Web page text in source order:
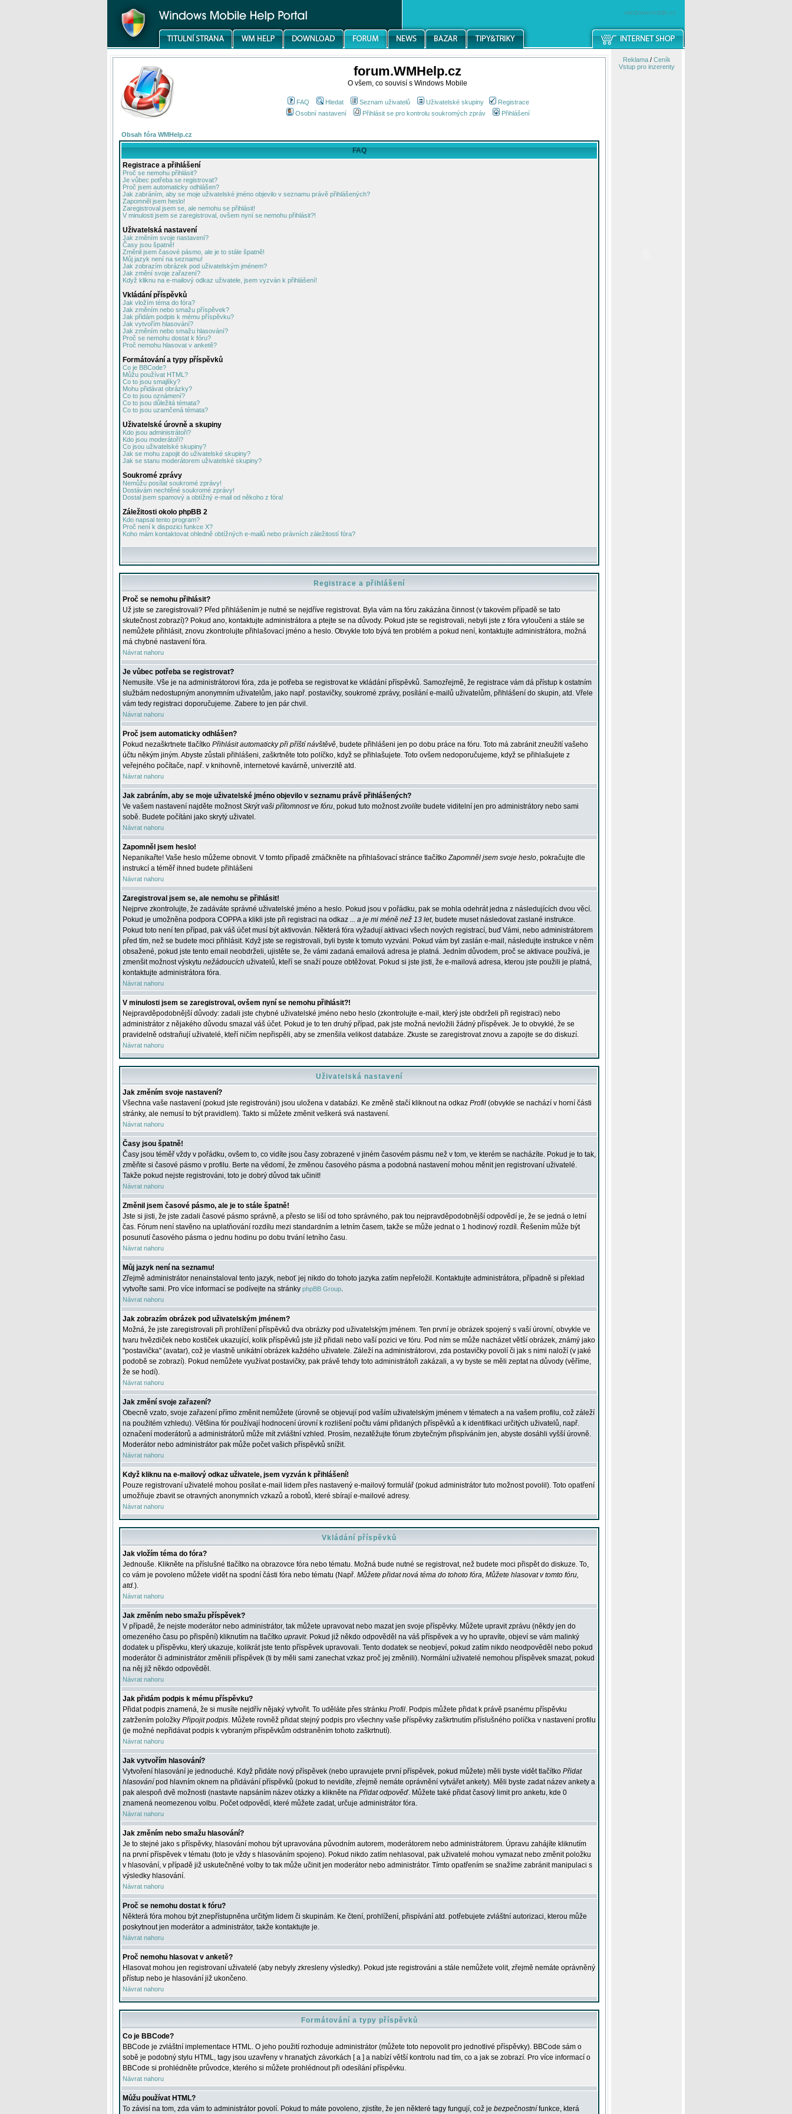
windowsmobile.cz
forum.WMHelp.cz
O všem, co souvisí s Windows Mobile
FAQ Hledat Seznam uživatelů Uživatelské skupiny
Registrace
Osobní nastavení
Přihlásit se pro kontrolu soukromých zpráv Přihlášení
Obsah fóra WMHelp.cz
FAQ
Registrace a přihlášení
Proč se nemohu přihlásit?
Je vůbec potřeba se registrovat?
Proč jsem automaticky odhlášen?
Jak zabráním, aby se moje uživatelské jméno objevilo v seznamu právě přihlášených?
Zapomněl jsem heslo!
Zaregistroval jsem se, ale nemohu se přihlásit!
V minulosti jsem se zaregistroval, ovšem nyní se nemohu přihlásit?!
Uživatelská nastavení
Jak změním svoje nastavení?
Časy jsou špatně!
Změnil jsem časové pásmo, ale je to stále špatně!
Můj jazyk není na seznamu!
Jak zobrazím obrázek pod uživatelským jménem?
Jak změní svoje zařazení?
Když kliknu na e-mailový odkaz uživatele, jsem vyzván k přihlášení!
Vkládání příspěvků
Jak vložím téma do fóra?
Jak změním nebo smažu příspěvek?
Jak přidám podpis k mému příspěvku?
Jak vytvořím hlasování?
Jak změním nebo smažu hlasování?
Proč se nemohu dostat k fóru?
Proč nemohu hlasovat v anketě?
Formátování a typy příspěvků
Co je BBCode?
Můžu používat HTML?
Co to jsou smajlíky?
Mohu přidávat obrázky?
Co to jsou oznámení?
Co to jsou důležitá témata?
Co to jsou uzamčená témata?
Uživatelské úrovně a skupiny
Kdo jsou administrátoři?
Kdo jsou moderátoři?
Co jsou uživatelské skupiny?
Jak se mohu zapojit do uživatelské skupiny?
Jak se stanu moderátorem uživatelské skupiny?
Soukromé zprávy
Nemůžu posílat soukromé zprávy!
Dostávám nechtěné soukromé zprávy!
Dostal jsem spamový a obtížný e-mail od někoho z fóra!
Záležitosti okolo phpBB 2
Kdo napsal tento program?
Proč není k dispozici funkce X?
Koho mám kontaktovat ohledně obtížných e-mailů nebo právních záležitostí fóra?
Registrace a přihlášení
Proč se nemohu přihlásit?
Už jste se zaregistrovali? Před přihlášením je nutné se nejdříve registrovat. Byla vám na fóru zakázána činnost (v takovém případě se tato
skutečnost zobrazí)? Pokud ano, kontaktujte administrátora a ptejte se na důvody. Pokud jste se registrovali, nebyli jste z fóra vyloučeni a stále se
nemůžete přihlásit, znovu zkontrolujte přihlašovací jméno a heslo. Obvykle toto bývá ten problém a pokud není, kontaktujte administrátora, možná
má chybné nastavení fóra.
Návrat nahoru
Je vůbec potřeba se registrovat?
Nemusíte. Vše je na administrátorovi fóra, zda je potřeba se registrovat ke vkládání příspěvků. Samozřejmě, že registrace vám dá přístup k ostatním
službám nedostupným anonymním uživatelům, jako např. postavičky, soukromé zprávy, posílání e-mailů uživatelům, přihlášení do skupin, atd. Vřele
vám tedy registraci doporučujeme. Zabere to jen pár chvil.
Návrat nahoru
Proč jsem automaticky odhlášen?
Pokud nezaškrtnete tlačítko Přihlásit automaticky při příští návštěvě, budete přihlášeni jen po dobu práce na fóru. Toto má zabránit zneužití vašeho
účtu někým jiným. Abyste zůstali přihlášeni, zaškrtněte toto políčko, když se přihlašujete. Toto ovšem nedoporučujeme, když se přihlašujete z
veřejného počítače, např. v knihovně, internetové kavárně, univerzitě atd.
Návrat nahoru
Jak zabráním, aby se moje uživatelské jméno objevilo v seznamu právě přihlášených?
Ve vašem nastavení najděte možnostSkrýt vaši přítomnost ve fóru, pokud tuto možnostzvolíte budete viditelní jen pro administrátory nebo sami
sobě. Budete počítáni jako skrytý uživatel.
Návrat nahoru
Zapomněl jsem heslo!
Nepanikařte! Vaše heslo můžeme obnovit. V tomto případě zmáčkněte na přihlašovací stránce tlačítkoZapomněl jsem svoje heslo, pokračujte dle
instrukcí a téměř ihned budete přihlášeni
Návrat nahoru
Zaregistroval jsem se, ale nemohu se přihlásit!
Nejprve zkontrolujte, že zadáváte správné uživatelské jméno a heslo. Pokud jsou v pořádku, pak se mohla odehrát jedna z následujících dvou věcí.
Pokud je umožněna podpora COPPA a klikli jste při registraci na odkaz ... a je mi méně než 13 let, budete muset následovat zaslané instrukce.
Pokud toto není ten případ, pak váš účet musí být aktivován. Některá fóra vyžadují aktivaci všech nových registrací, buď Vámi, nebo administrátorem
před tím, než se budete moci přihlásit. Když jste se registrovali, byli byste k tomuto vyzváni. Pokud vám byl zaslán e-mail, následujte instrukce v něm
obsažené, pokud jste tento email neobdrželi, ujistěte se, že vámi zadaná emailová adresa je platná. Jedním důvodem, proč se aktivace používá, je
zmenšit možnost výskytu nežádoucích uživatelů, kteří se snaží pouze obtěžovat. Pokud si jste jisti, že e-mailová adresa, kterou jste použili je platná,
kontaktujte administrátora fóra.
Návrat nahoru
V minulosti jsem se zaregistroval, ovšem nyní se nemohu přihlásit?!
Nejpravděpodobnější důvody: zadali jste chybné uživatelské jméno nebo heslo (zkontrolujte e-mail, který jste obdrželi při registraci) nebo
administrátor z nějakého důvodu smazal váš účet. Pokud je to ten druhý případ, pak jste možná nevložili žádný příspěvek. Je to obvyklé, že se
pravidelně odstraňují uživatelé, kteří ničím nepřispěli, aby se zmenšila velikost databáze. Zkuste se zaregistrovat znovu a zapojte se do diskuzí.
Návrat nahoru
Uživatelská nastavení
Jak změním svoje nastavení?
Všechna vaše nastavení (pokud jste registrováni) jsou uložena v databázi. Ke změně stačí kliknout na odkaz Profil (obvykle se nachází v horní části
stránky, ale nemusí to být pravidlem). Takto si můžete změnit veškerá svá nastavení.
Návrat nahoru
Časy jsou špatně!
Časy jsou téměř vždy v pořádku, ovšem to, co vidíte jsou časy zobrazené v jiném časovém pásmu než v tom, ve kterém se nacházíte. Pokud je to tak,
změňte si časové pásmo v profilu. Berte na vědomí, že změnou časového pásma a podobná nastavení mohou měnit jen registrovaní uživatelé.
Takže pokud nejste registrováni, toto je dobrý důvod tak učinit!
Návrat nahoru
Změnil jsem časové pásmo, ale je to stále špatně!
Jste si jisti, že jste zadali časové pásmo správně, a přesto se liší od toho správného, pak tou nejpravděpodobnější odpovědí je, že se jedná o letní
čas. Fórum není stavěno na uplatňování rozdílu mezi standardním a letním časem, takže se může jednat o 1 hodinový rozdíl. Řešením může být
posunutí časového pásma o jednu hodinu po dobu trvání letního času.
Návrat nahoru
Můj jazyk není na seznamu!
Zřejmě administrátor nenainstaloval tento jazyk, neboť jej nikdo do tohoto jazyka zatím nepřeložil. Kontaktujte administrátora, případně si překlad
vytvořte sami. Pro více informací se podívejte na stránky phpBB Group.
Návrat nahoru
Jak zobrazím obrázek pod uživatelským jménem?
Možná, že jste zaregistrovali při prohlížení příspěvků dva obrázky pod uživatelským jménem. Ten první je obrázek spojený s vaší úrovní, obvykle ve
tvaru hvězdiček nebo kostiček ukazující, kolik příspěvků jste již přidali nebo vaší pozici ve fóru. Pod ním se může nacházet větší obrázek, známý jako
"postavička" (avatar), což je vlastně unikátní obrázek každého uživatele. Záleží na administrátorovi, zda postavičky povolí či jak s nimi naloží (v jaké
podobě se zobrazí). Pokud nemůžete využívat postavičky, pak právě tehdy toto administrátoři zakázali, a vy byste se měli zeptat na důvody (věříme,
že se hodí).
Návrat nahoru
Jak změní svoje zařazení?
Obecně vzato, svoje zařazení přímo změnit nemůžete (úrovně se objevují pod vaším uživatelským jménem v tématech a na vašem profilu, což záleží
na použitém vzhledu). Většina fór používají hodnocení úrovní k rozlišení počtu vámi přidaných příspěvků a k identifikaci určitých uživatelů, např.
označení moderátorů a administrátorů může mít zvláštní vzhled. Prosím, nezatěžujte fórum zbytečným přispíváním jen, abyste dosáhli vyšší úrovně.
Moderátor nebo administrátor pak může počet vašich příspěvků snížit.
Návrat nahoru
Když kliknu na e-mailový odkaz uživatele, jsem vyzván k přihlášení!
Pouze registrovaní uživatelé mohou posílat e-mail lidem přes nastavený e-mailový formulář (pokud administrátor tuto možnost povolil). Toto opatření
umožňuje zbavit se otravných anonymních vzkazů a robotů, které sbírají e-mailové adresy.
Návrat nahoru
Vkládání příspěvků
Jak vložím téma do fóra?
Jednouše. Klikněte na příslušné tlačítko na obrazovce fóra nebo tématu. Možná bude nutné se registrovat, než budete moci přispět do diskuze. To,
co vám je povoleno můžete vidět na spodní části fóra nebo tématu (Např. Můžete přidat nová téma do tohoto fóra, Můžete hlasovat v tomto fóru,
atd.).
Návrat nahoru
Jak změním nebo smažu příspěvek?
V případě, že nejste moderátor nebo administrátor, tak můžete upravovat nebo mazat jen svoje příspěvky. Můžete upravit zprávu (někdy jen do
omezeného času po přispění) kliknutím na tlačítko upravit. Pokud již někdo odpověděl na váš příspěvek a vy ho upravíte, objeví se vám malinký
dodatek u příspěvku, který ukazuje, kolikrát jste tento příspěvek upravovali. Tento dodatek se neobjeví, pokud zatím nikdo neodpověděl nebo pokud
moderátor či administrátor změnili příspěvek (ti by měli sami zanechat vzkaz proč jej změnili). Normální uživatelé nemohou příspěvek smazat, pokud
na něj již někdo odpověděl.
Návrat nahoru
Jak přidám podpis k mému příspěvku?
Přidat podpis znamená, že si musíte nejdřív nějaký vytvořit. To uděláte přes stránku Profil. Podpis můžete přidat k právě psanému příspěvku
zatržením položky Připojit podpis. Můžete rovněž přidat stejný podpis pro všechny vaše příspěvky zaškrtnutím příslušného políčka v nastavení profilu
(je možné nepřidávat podpis k vybraným příspěvkům odstraněním tohoto zaškrtnutí).
Návrat nahoru
Jak vytvořím hlasování?
Vytvoření hlasování je jednoduché. Když přidáte nový příspěvek (nebo upravujete první příspěvek, pokud můžete) měli byste vidět tlačítko Přidat
hlasování pod hlavním oknem na přidávání příspěvků (pokud to nevidíte, zřejmě nemáte oprávnění vytvářet ankety). Měli byste zadat název ankety a
pak alespoň dvě možnosti (nastavte napsáním název otázky a klikněte na Přidat odpověď. Můžete také přidat časový limit pro anketu, kde 0
znamená neomezenou volbu. Počet odpovědí, které můžete zadat, určuje administrátor fóra.
Návrat nahoru
Jak změním nebo smažu hlasování?
Je to stejné jako s příspěvky, hlasování mohou být upravována původním autorem, moderátorem nebo administrátorem. Úpravu zahájíte kliknutím
na první příspěvek v tématu (toto je vždy s hlasováním spojeno). Pokud nikdo zatím nehlasoval, pak uživatelé mohou vymazat nebo změnit položku
v hlasování, v případě již uskutečněné volby to tak může učinit jen moderátor nebo administrátor. Tímto opatřením se snažíme zabránit manipulaci s
výsledky hlasování.
Návrat nahoru
Proč se nemohu dostat k fóru?
Některá fóra mohou být znepřístupněna určitým lidem či skupinám. Ke čtení, prohlížení, přispívání atd. potřebujete zvláštní autorizaci, kterou může
poskytnout jen moderátor a administrátor, takže kontaktujte je.
Návrat nahoru
Proč nemohu hlasovat v anketě?
Hlasovat mohou jen registrovaní uživatelé (aby nebyly zkresleny výsledky). Pokud jste registrováni a stále nemůžete volit, zřejmě nemáte oprávněný
přístup nebo je hlasování již ukončeno.
Návrat nahoru
Formátování a typy příspěvků
Co je BBCode?
BBCode je zvláštní implementace HTML. O jeho použití rozhoduje administrátor (můžete toto nepovolit pro jednotlivé příspěvky). BBCode sám o
sobě je podobný stylu HTML, tagy jsou uzavřeny v hranatých závorkách [ a ] a nabízí větší kontrolu nad tím, co a jak se zobrazí. Pro více informací o
BBCode si prohlédněte průvodce, kterého si můžete prohlédnout při odesílání příspěvku.
Návrat nahoru
Můžu používat HTML?
To závisí na tom, zda vám to administrátor povolí. Pokud to máte povoleno, zjistíte, že jen některé tagy fungují, což je bezpečnostní funkce, která
Reklama/ Ceník
Vstup pro inzerenty